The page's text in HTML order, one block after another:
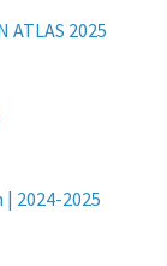
ATLAS 2025
2024-2025